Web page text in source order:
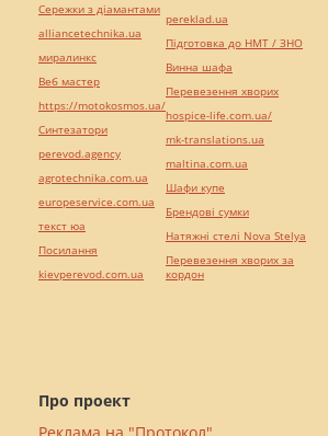
Про проект
Сережки з діамантами
alliancetechnika.ua
миралинкс
Веб мастер
https://motokosmos.ua/
Синтезатори
perevod.agency
agrotechnika.com.ua
europeservice.com.ua
текст юа
Посилання
kievperevod.com.ua
pereklad.ua
Підготовка до НМТ / ЗНО
Винна шафа
Перевезення хворих
hospice-life.com.ua/
mk-translations.ua
maltina.com.ua
Шафи купе
Брендові сумки
Натяжні стелі Nova Stelya
Перевезення хворих за
кордон